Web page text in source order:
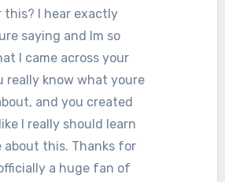
this? I hear exactly
saying and Im so
I came across your
really know what youre
and you created
I really should learn
about this. Thanks for
a huge fan of